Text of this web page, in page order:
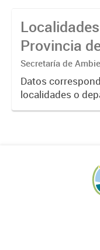
Provincia
Secretaría de
Territorial.
Datos
localidades o
Provincia de